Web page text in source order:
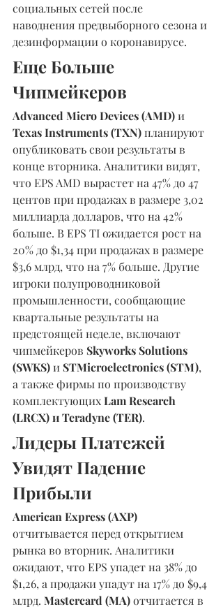
социальных сетей после
наводнения предвыборного сезона и
дезинформации о коронавирусе.
Еще Больше
Чипмейкеров
Advanced Micro Devices (AMD) и
Texas Instruments (TXN) планируют
опубликовать свои результаты в
конце вторника. Аналитики видят,
что EPS AMD вырастет на 47% до 47
центов при продажах в размере 3,02
миллиарда долларов, что на 42%
больше. В EPS TI ожидается рост на
20% до $1,34 при продажах в размере
$3,6 млрд, что на 7% больше. Другие
игроки полупроводниковой
промышленности, сообщающие
квартальные результаты на
предстоящей неделе, включают
чипмейкеров Skyworks Solutions
(SWKS) и STMicroelectronics (STM),
а также фирмы по производству
комплектующих Lam Research
(LRCX) и Teradyne (TER).
Лидеры Платежей
Увидят Падение
Прибыли
American Express (AXP)
отчитывается перед открытием
рынка во вторник. Аналитики
ожидают, что EPS упадет на 38% до
$1,26, а продажи упадут на 17% до $9,4
млрд. Mastercard (MA) отчитается в